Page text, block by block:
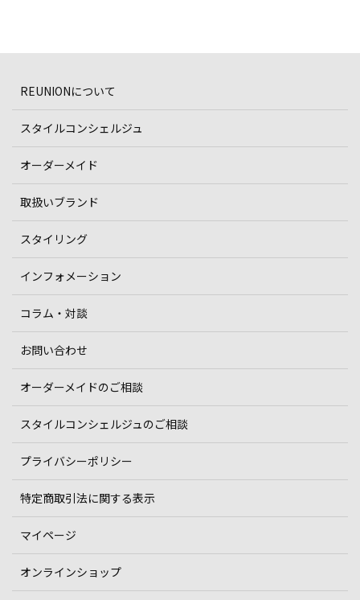
REUNIONについて
スタイルコンシェルジュ
オーダーメイド
取扱いブランド
スタイリング
インフォメーション
コラム・対談
お問い合わせ
オーダーメイドのご相談
スタイルコンシェルジュのご相談
プライバシーポリシー
特定商取引法に関する表示
マイページ
オンラインショップ